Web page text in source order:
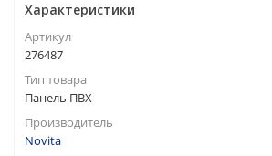
Характеристики
Артикул
276487
Тип товара
Панель ПВХ
Производитель
Novita